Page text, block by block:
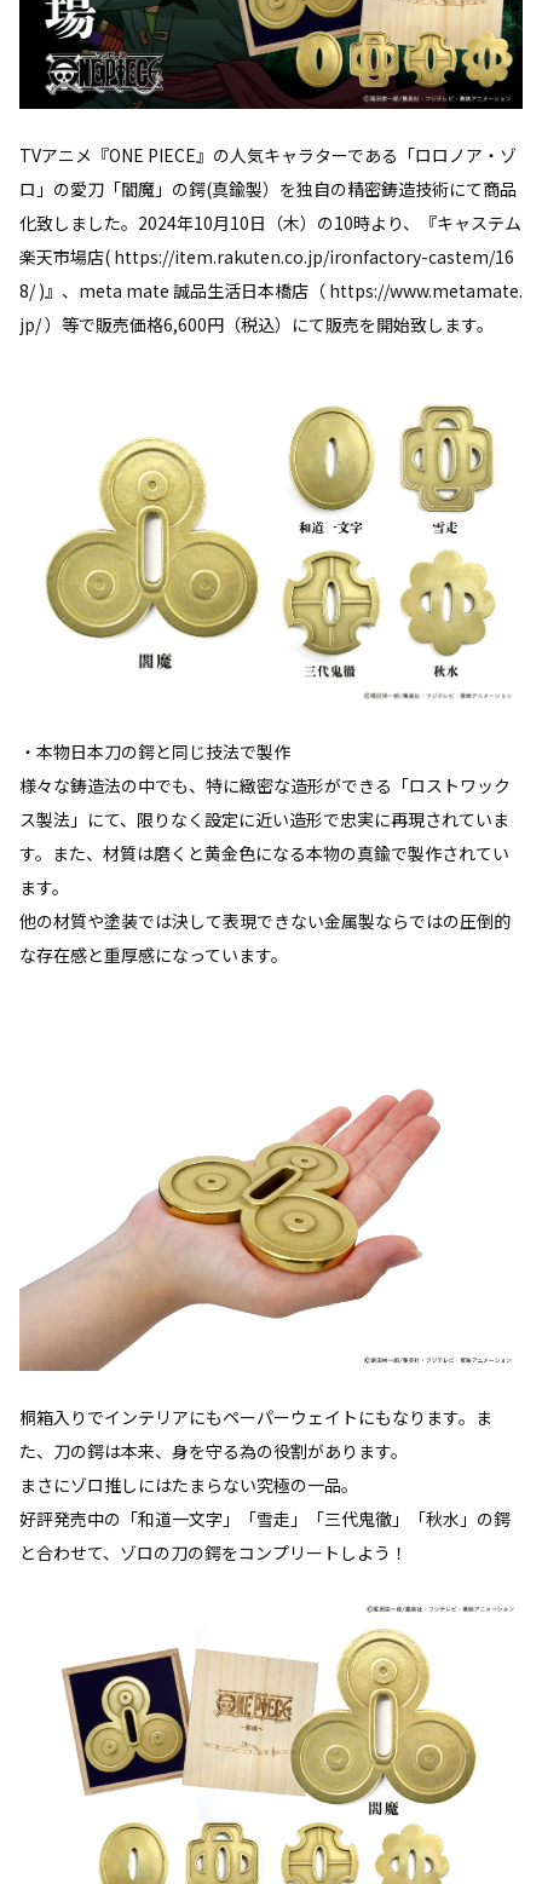
TVアニメ『ONE PIECE』の人気キャラターである「ロロノア・ゾ
ロ」の愛刀「閻魔」の鍔(真鍮製）を独自の精密鋳造技術にて商品
化致しました。2024年10月10日（木）の10時より、『キャステム
楽天市場店( https://item.rakuten.co.jp/ironfactory-castem/16
8/ )』、meta mate 誠品生活日本橋店（ https://www.metamate.
jp/ ）等で販売価格6,600円（税込）にて販売を開始致します。
・本物日本刀の鍔と同じ技法で製作
様々な鋳造法の中でも、特に緻密な造形ができる「ロストワック
ス製法」にて、限りなく設定に近い造形で忠実に再現されていま
す。また、材質は磨くと黄金色になる本物の真鍮で製作されてい
ます。
他の材質や塗装では決して表現できない金属製ならではの圧倒的
な存在感と重厚感になっています。
桐箱入りでインテリアにもペーパーウェイトにもなります。ま
た、刀の鍔は本来、身を守る為の役割があります。
まさにゾロ推しにはたまらない究極の一品。
好評発売中の「和道一文字」「雪走」「三代鬼徹」「秋水」の鍔
と合わせて、ゾロの刀の鍔をコンプリートしよう！